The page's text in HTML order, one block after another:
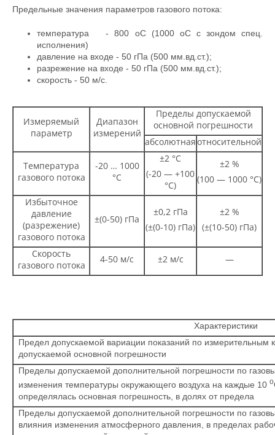
Предельные значения параметров газового потока:
температура -800 оС (1000 оС с зондом спец.
исполнения)
давление на входе - 50 гПа (500 мм.вд.ст.);
разрежение на входе - 50 гПа (500 мм.вд.ст.);
скорость - 50 м/с.
Измеряемый
параметр
Диапазон
измерений
Пределы допускаемой
основной погрешности
абсолютнаяотносительной
Температура
газового потока
-20 … 1000
°C
±2 °C
(-20 — +100
°C)
±2 %
(100 — 1000 °C)
Избыточное
давление
(разрежение)
газового потока
±(0-50) гПа
±0,2 гПа
(±(0-10) гПа)
±2 %
(±(10-50) гПа)
Скорость
газового потока
4-50 м/с ±2 м/с
—
Характеристики
Предел допускаемой вариации показаний по
допускаемой основной погрешности
Пределы допускаемой дополнительной погрешности по
изменения температуры окружающего воздуха на каждые 10 o
определялась основная погрешность, в долях от предела
Пределы допускаемой дополнительной погрешности по
влияния изменения атмосферного давления, в